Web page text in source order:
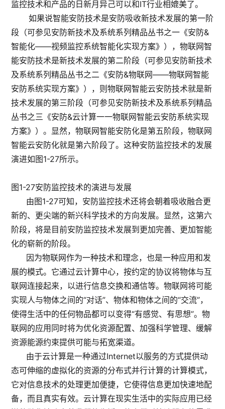
监控技术和产品的日新月异己可以和IT行业相媲美了。
如果说智能安防技术是安防吸收新技术发展的第一阶
段（可参见安防新技术及系统系列精品丛书之一《安防&
智能化——视频监控系统智能化实现方案》），物联网智
能安防技术是新技术发展的第二阶段（可参见安防新技术
及系统系列精品丛书之二《安防&物联网——物联网智能
安防系统实现方案》），则物联网智能云安防技术就是新
技术发展的第三阶段（可参见安防新技术及系统系列精品
丛书之三《安防&云计算一一物联网智能云安防系统实现
方案》）。显然，物联网智能安防化是第五阶段，物联网
智能云安防化就是第六阶段了。这种安防监控技术的发展
演进如图1-27所示。
图1-27安防监控技术的演进与发展
由图1-27可知，安防监控技术还将会朝着吸收融合更
新的、更尖端的新兴科学技术的方向发展。显然，这第六
阶段，将是目前安防监控技术发展到更加完善、更加智能
化的崭新的阶段。
因为物联网作为一种技术和理念，也是一种应用和发
展的模式。它通过云计算中心，按约定的协议将物体与互
联网连接起来，以进行信息交换和通信等。物联网将可能
实现人与物体之间的“对话”、物体和物体之间的“交流”，
使得生活中的任何物品都可以变得“有感觉、有思想”。物
联网的应用同时将为优化资源配置、加强科学管理、缓解
资源能源约束提供可能与拓宽渠道。
由于云计算是一种通过Internet以服务的方式提供动
态可伸缩的虚拟化的资源的分布式并行计算的计算模式，
它对信息技术的处理更加便捷，它使得信息更加快速地配
备，而且真实有效。云计算在现实生活中的实际应用已经